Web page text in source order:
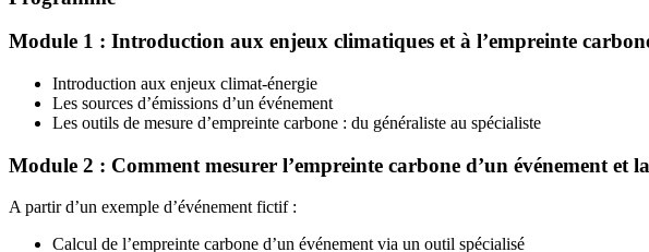
Module 1 : Introduction aux enjeux climatiques et à l’empreinte
Introduction aux enjeux climat-énergie
Les sources d’émissions d’un événement
Les outils de mesure d’empreinte carbone : du généraliste au spécialiste
Module 2 : Comment mesurer l’empreinte carbone d’un événement et
A partir d’un exemple d’événement fictif :
Calcul de l’empreinte carbone d’un événement via un outil spécialisé